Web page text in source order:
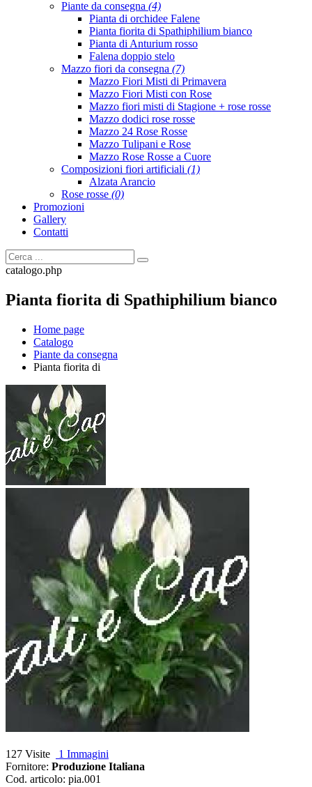
Piante da consegna (4)
Pianta di orchidee Falene
Pianta fiorita di Spathiphilium bianco
Pianta di Anturium rosso
Falena doppio stelo
Mazzo fiori da consegna (7)
Mazzo Fiori Misti di Primavera
Mazzo Fiori Misti con Rose
Mazzo fiori misti di Stagione + rose rosse
Mazzo dodici rose rosse
Mazzo 24 Rose Rosse
Mazzo Tulipani e Rose
Mazzo Rose Rosse a Cuore
Composizioni fiori artificiali (1)
Alzata Arancio
Rose rosse (0)
Promozioni
Gallery
Contatti
catalogo.php
Pianta fiorita di Spathiphilium bianco
Home page
Catalogo
Piante da consegna
Pianta fiorita di
127 Visite
1 Immagini
Fornitore: Produzione Italiana
Cod. articolo: pia.001